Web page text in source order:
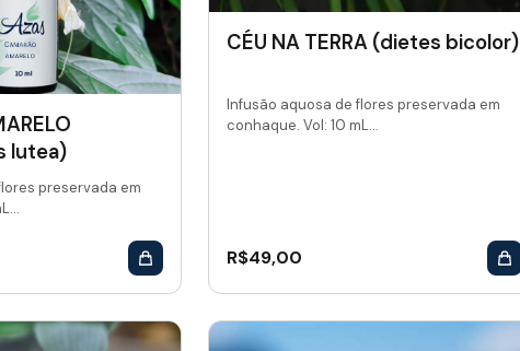
lutea)
preservada em
CÉU NA TERRA (dietes bicolor)
Infusão aquosa de flores preservada em
conhaque. Vol: 10 mL...
R$49,00